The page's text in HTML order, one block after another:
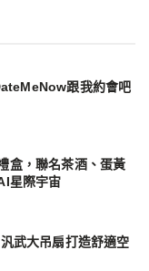
跟我約會吧
盒，聯名茶酒、蛋黃
星際宇宙
武大吊扇打造舒適空